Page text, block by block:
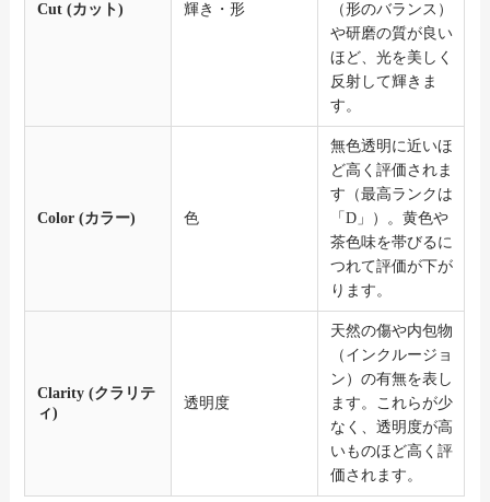
Cut (カット) 輝き・形
（形のバランス）
や研磨の質が良い
ほど、光を美しく
反射して輝きま
す。
Color (カラー) 色
無色透明に近いほ
ど高く評価されま
す（最高ランクは
「D」）。黄色や
茶色味を帯びるに
つれて評価が下が
ります。
Clarity (クラリテ
ィ)
透明度
天然の傷や内包物
（インクルージョ
ン）の有無を表し
ます。これらが少
なく、透明度が高
いものほど高く評
価されます。